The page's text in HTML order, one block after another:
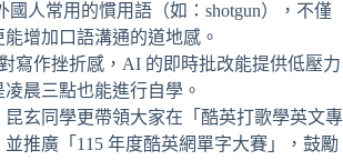
國人常用的慣用語（如：shotgun），不僅
增加口語溝通的道地感。
寫作挫折感，AI 的即時批改能提供低壓力
晨三點也能進行自學。
玄同學更帶領大家在「酷英打歌學英文專
推廣「115 年度酷英網單字大賽」，鼓勵